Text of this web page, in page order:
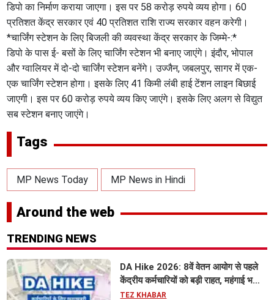
डिपो का निर्माण कराया जाएगा। इस पर 58 करोड़ रुपये व्यय होगा। 60
प्रतिशत केंद्र सरकार एवं 40 प्रतिशत राशि राज्य सरकार वहन करेगी।
*चार्जिंग स्टेशन के लिए बिजली की व्यवस्था केंद्र सरकार के जिम्मे-:*
डिपो के पास ई- बसों के लिए चार्जिंग स्टेशन भी बनाए जाएंगे। इंदौर, भोपाल
और ग्वालियर में दो-दो चार्जिंग स्टेशन बनेंगे। उज्जैन, जबलपुर, सागर में एक-
एक चार्जिंग स्टेशन होगा। इसके लिए 41 किमी लंबी हाई टेंशन लाइन बिछाई
जाएगी। इस पर 60 करोड़ रुपये व्यय किए जाएंगे। इसके लिए अलग से विद्युत
सब स्टेशन बनाए जाएंगे।
Tags
MP News Today MP News in Hindi
Around the web
TRENDING NEWS
DA Hike 2026: 8वें वेतन आयोग से पहले
केंद्रीय कर्मचारियों को बड़ी राहत, महंगाई भत्ता
63% होने की संभावना
TEZ KHABAR